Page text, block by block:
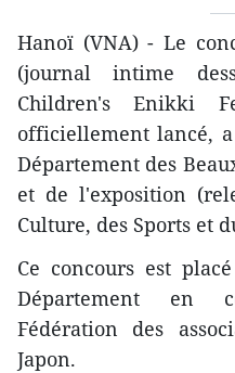
Hanoï (VNA) - Le
(journal intime
Children's Enikki
officiellement lancé,
Département des
et de l'exposition
Culture, des Sports et
Ce concours est
Département en
Fédération des
Japon.